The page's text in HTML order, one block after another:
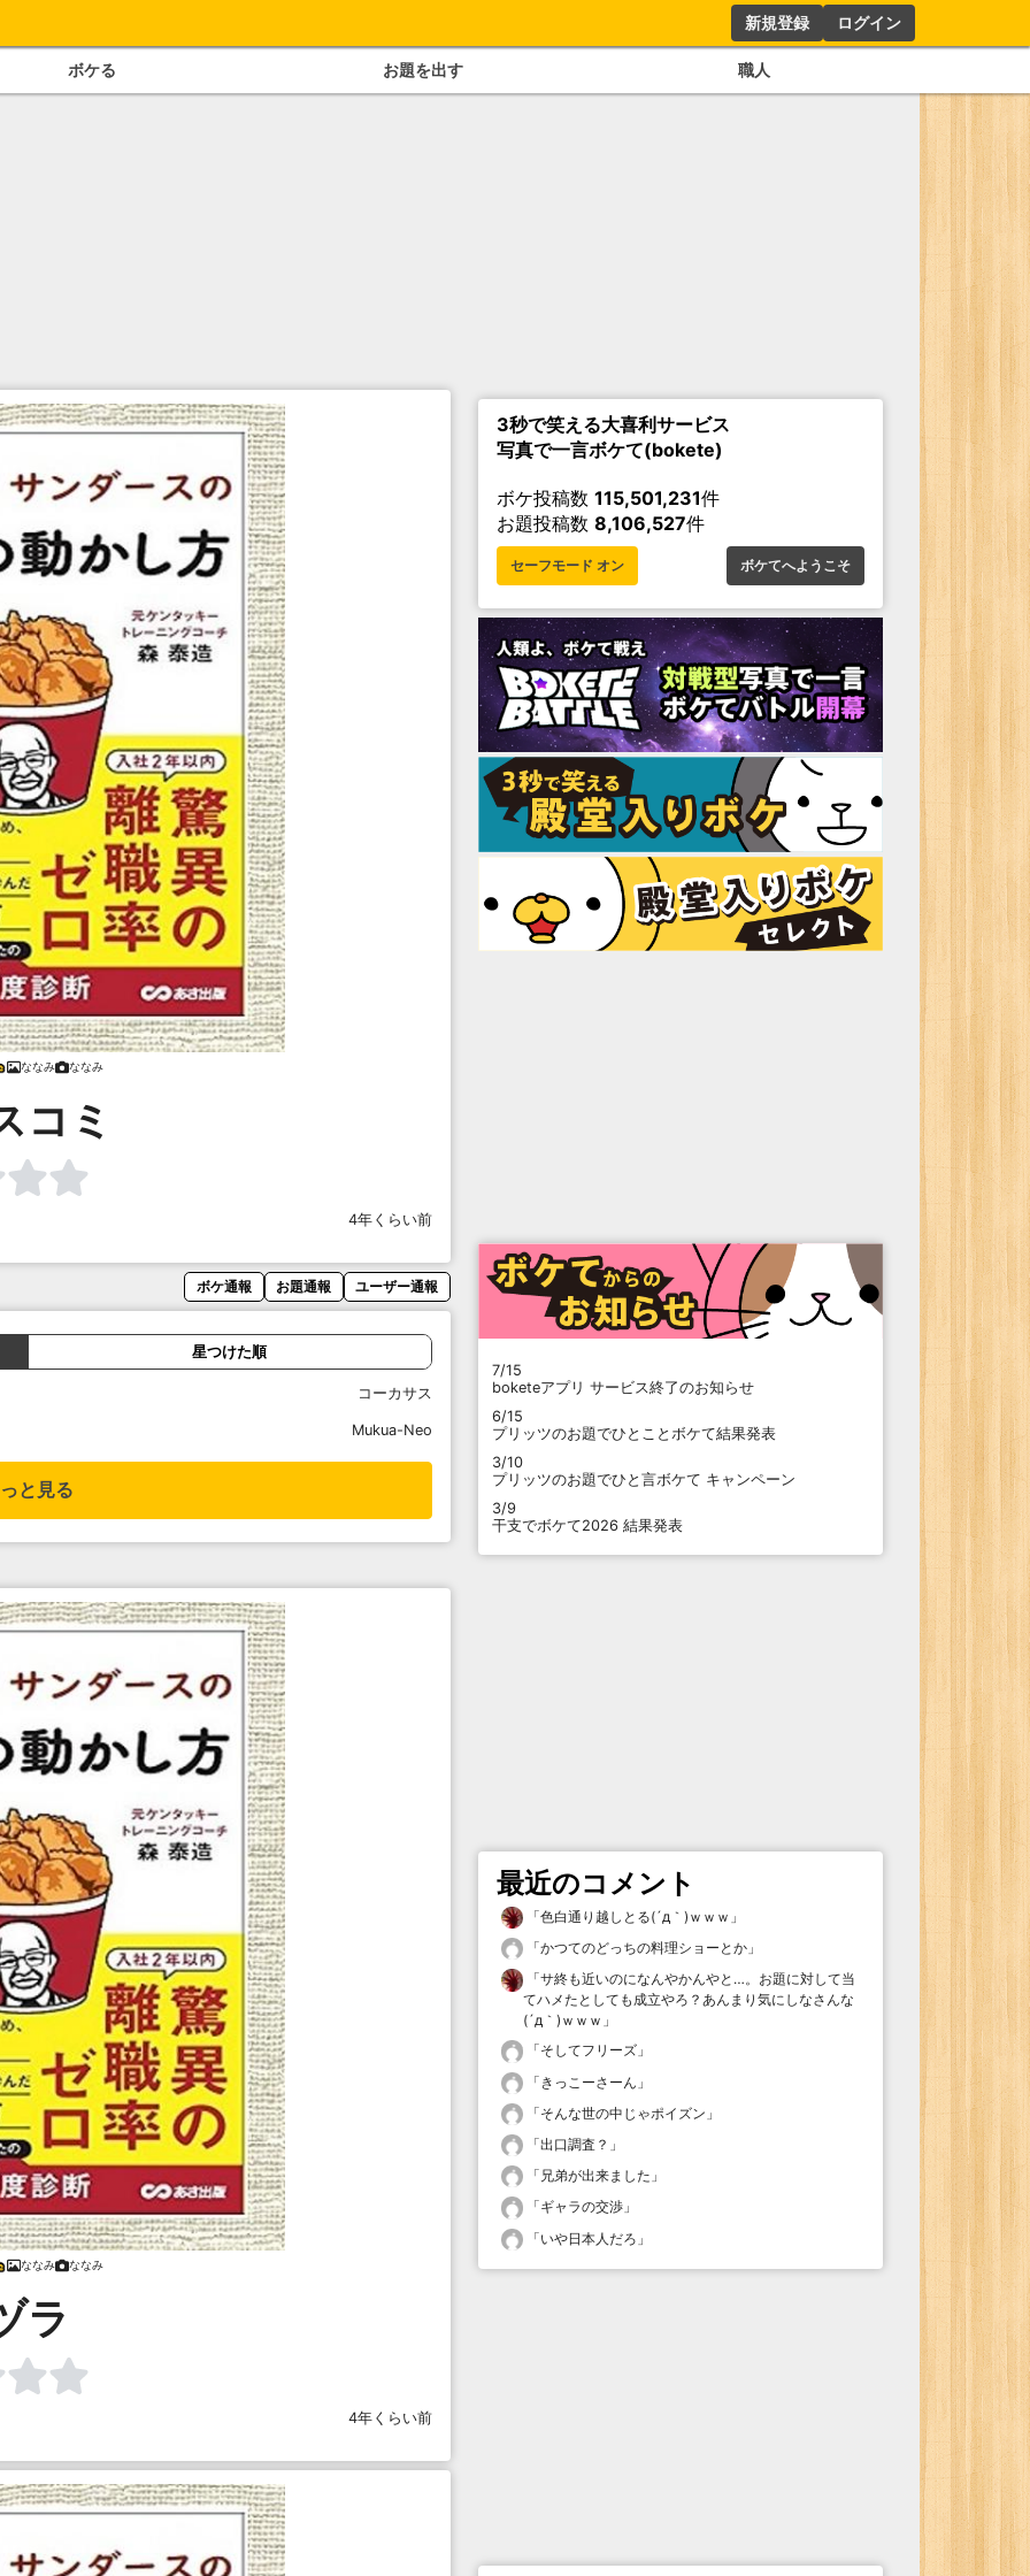
新規登録 ログイン
ボケる お題を出す 職人
ななみ ななみ
コミ
4年くらい前
ボケ通報 お題通報 ユーザー通報
星つけた順
コーカサス
Mukua-Neo
と見る
ななみ ななみ
ラ
4年くらい前
3秒で笑える大喜利サービス
写真で一言ボケて(bokete)
ボケ投稿数 115,501,231件
お題投稿数 8,106,527件
セーフモード オン ボケてへようこそ
7/15
boketeアプリ サービス終了のお知らせ
6/15
プリッツのお題でひとことボケて結果発表
3/10
プリッツのお題でひと言ボケて キャンペーン
3/9
干支でボケて2026 結果発表
最近のコメント
「色白通り越しとる(´д｀)ｗｗｗ 」
「かつてのどっちの料理ショーとか 」
「サ終も近いのになんやかんやと…。お題に対して当
てハメたとしても成立やろ？あんまり気にしなさんな
(´д｀)ｗｗｗ 」
「そしてフリーズ 」
「 きっこーさーん 」
「そんな世の中じゃポイズン 」
「出口調査？ 」
「 兄弟が出来ました 」
「ギャラの交渉 」
「いや日本人だろ 」